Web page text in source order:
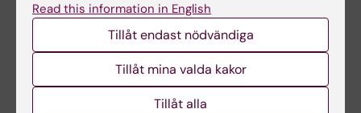
Helen Lindkvist-Katz
Studievägledare
Telefon:
Read this information in English
Tillåt endast nödvändiga
Tillåt mina valda kakor
Tillåt alla